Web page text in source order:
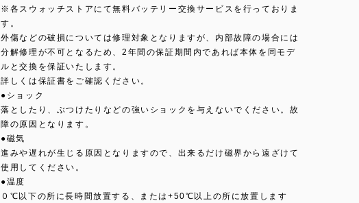
※各スウォッチストアにて無料バッテリー交換サービスを行っておりま
す。
外傷などの破損については修理対象となりますが、内部故障の場合には
分解修理が不可となるため、2年間の保証期間内であれば本体を同モデ
ルと交換を保証いたします。
詳しくは保証書をご確認ください。
●ショック
落としたり、ぶつけたりなどの強いショックを与えないでください。故
障の原因となります。
●磁気
進みや遅れが生じる原因となりますので、出来るだけ磁界から遠ざけて
使用してください。
●温度
０℃以下の所に長時間放置する、または+50℃以上の所に放置します